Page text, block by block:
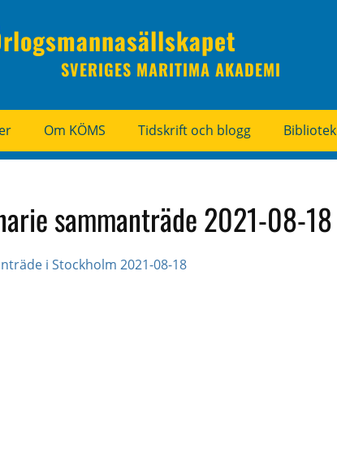
SVERIGES MARITIMA AKADEMI
Om KÖMS Tidskrift och blogg Bibliotek
sammanträde 2021-08-18
i Stockholm 2021-08-18